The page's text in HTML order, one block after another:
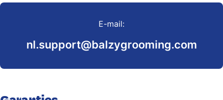
E-mail:
nl.support@balzygrooming.com